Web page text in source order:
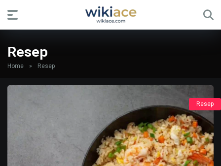
Resep
Home » Resep
Resep